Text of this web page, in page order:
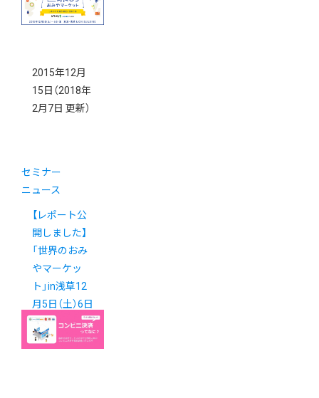
ニューアル！
2015年12月
15日 （2018年
2月7日 更新）
セミナー
ニュース
【レポート公
開しました】
「世界のおみ
やマーケッ
ト」in浅草12
月5日（土）6日
（日 ）